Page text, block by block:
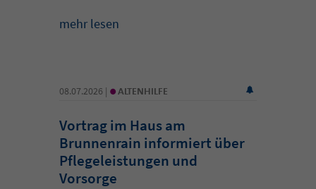
mehr lesen
08.07.2026 | • ALTENHILFE
Vortrag im Haus am
Brunnenrain informiert über
Pflegeleistungen und
Vorsorge